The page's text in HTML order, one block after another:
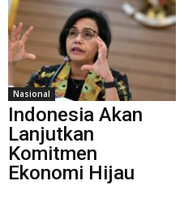
Nasional
Indonesia Akan
Lanjutkan
Komitmen
Ekonomi Hijau